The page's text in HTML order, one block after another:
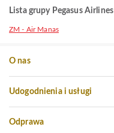
Lista grupy Pegasus Airlines
ZM - Air Manas
O nas
Udogodnienia i usługi
Odprawa